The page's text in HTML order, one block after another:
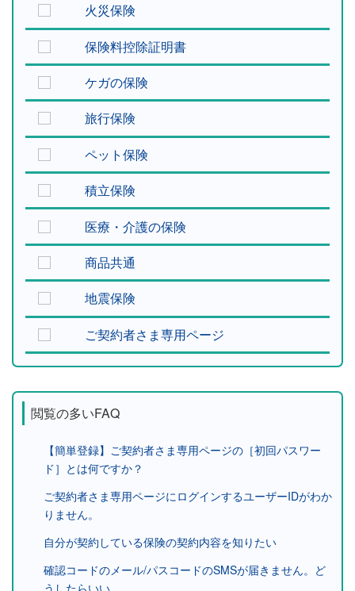
火災保険
保険料控除証明書
ケガの保険
旅行保険
ペット保険
積立保険
医療・介護の保険
商品共通
地震保険
ご契約者さま専用ページ
閲覧の多いFAQ
【簡単登録】ご契約者さま専用ページの［初回パスワー
ド］とは何ですか？
ご契約者さま専用ページにログインするユーザーIDがわか
りません。
自分が契約している保険の契約内容を知りたい
確認コードのメール/パスコードのSMSが届きません。ど